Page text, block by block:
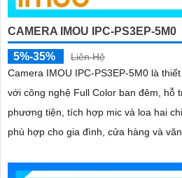
CAMERA IMOU IPC-PS3EP-5M0
5%-35%
Liên Hệ
Camera IMOU IPC-PS3EP-5M0 là
với công nghệ Full Color ban đêm, hỗ
phương tiện, tích hợp mic và loa hai
phù hợp cho gia đình, cửa hàng và